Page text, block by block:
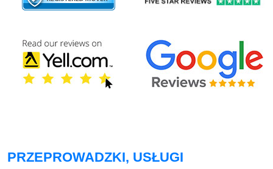
PRZEPROWADZKI, USŁUGI